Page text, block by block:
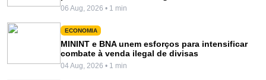
06 Aug, 2026 • 1 min
ECONOMIA
MININT e BNA unem esforços para intensificar
combate à venda ilegal de divisas
04 Aug, 2026 • 1 min